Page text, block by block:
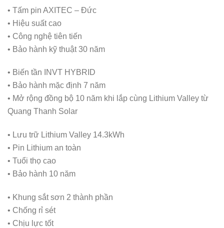
• Tấm pin AXITEC – Đức
• Hiệu suất cao
• Công nghệ tiên tiến
• Bảo hành kỹ thuật 30 năm
• Biến tần INVT HYBRID
• Bảo hành mặc định 7 năm
• Mở rộng đồng bộ 10 năm khi lắp cùng Lithium Valley từ
Quang Thanh Solar
• Lưu trữ Lithium Valley 14.3kWh
• Pin Lithium an toàn
• Tuổi thọ cao
• Bảo hành 10 năm
• Khung sắt sơn 2 thành phần
• Chống rỉ sét
• Chịu lực tốt